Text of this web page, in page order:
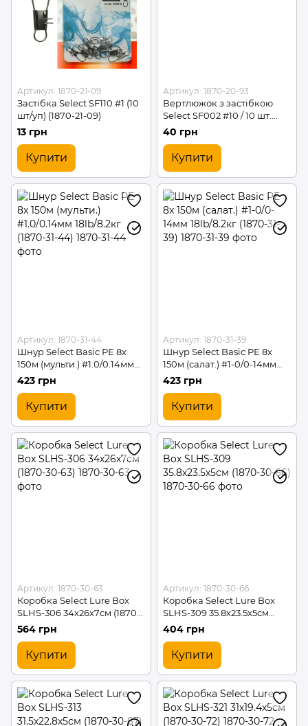
Артикул: 1870-21-09
Застібка Select SF110 #1 (10
шт/уп) (1870-21-09)
13 грн
Купити
Артикул: 1870-20-93
Вертлюжок з застібкою
Select SF002 #10 / 10 шт.
(1870-20-93)
40 грн
Купити
Артикул: 1870-31-44
Шнур Select Basic PE 8x
150м (мульти.) #1.0/0.14мм
18lb/8.2кг (1870-31-44)
423 грн
Купити
Артикул: 1870-31-39
Шнур Select Basic PE 8x
150м (салат.) #1-0/0-14мм
18lb/8.2кг (1870-31-39)
423 грн
Купити
Артикул: 1870-30-63
Коробка Select Lure Box
SLHS-306 34х26х7см (1870-
30-63)
564 грн
Купити
Артикул: 1870-30-66
Коробка Select Lure Box
SLHS-309 35.8х23.5х5см
(1870-30-66)
404 грн
Купити